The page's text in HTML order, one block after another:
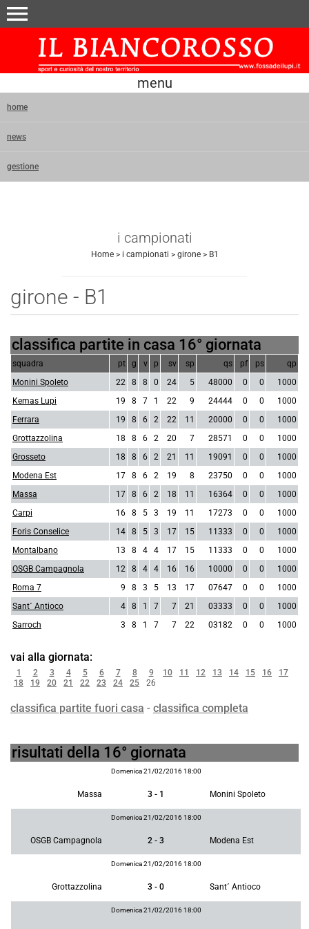
menu
menu
home
news
gestione
i campionati
Home> i campionati > girone> B1
girone - B1
classifica partite in casa 16° giornata
squadra pt g v p sv sp qs pf ps
qp
Monini Spoleto
22 8 8 0 24 5 48000 0 0
1000
Kemas Lupi
19 8 7 1 22 9 24444 0 0
1000
Ferrara
19 8 6 2 22 11 20000 0 0
1000
Grottazzolina
18 8 6 2 20 7 28571 0 0
1000
Grosseto
18 8 6 2 21 11 19091 0 0
1000
Modena Est
17 8 6 2 19 8 23750 0 0
1000
Massa
17 8 6 2 18 11 16364 0 0
1000
Carpi
16 8 5 3 19 11 17273 0 0
1000
Foris Conselice
14 8 5 3 17 15 11333 0 0
1000
Montalbano
13 8 4 4 17 15 11333 0 0
1000
OSGB Campagnola
12 8 4 4 16 16 10000 0 0
1000
Roma 7
9 8 3 5 13 17 07647 0 0
1000
Sant´ Antioco
4 8 1 7 7 21 03333 0 0
1000
Sarroch
3 8 1 7 7 22 03182 0 0 1000
vai alla giornata:
1 2 3 4 5 6 7 8 9 10 11 12 13 14 15 16
17
18
19 20 21 22 23 24 25 26
classifica partite fuori casa - classifica completa
risultati della 16° giornata
Domenica 21/02/2016 18:00
Massa 3 - 1 Monini Spoleto
Domenica 21/02/2016 18:00
OSGB Campagnola 2 - 3 Modena Est
Domenica 21/02/2016 18:00
Grottazzolina 3 - 0 Sant´ Antioco
Domenica 21/02/2016 18:00